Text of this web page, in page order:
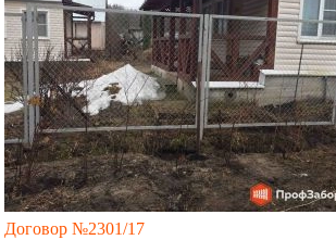
Договор №2301/17